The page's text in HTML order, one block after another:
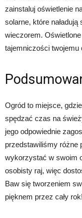
zainstaluj oświetlenie
solarne, które
wieczorem.
tajemniczości twojemu
Ogród to miejsce,
spędzać czas na
jego odpowiednie
przedstawiliśmy różne
wykorzystać w swoim
osobisty raj, więc
Baw się tworzeniem
pięknem przez cały rok!